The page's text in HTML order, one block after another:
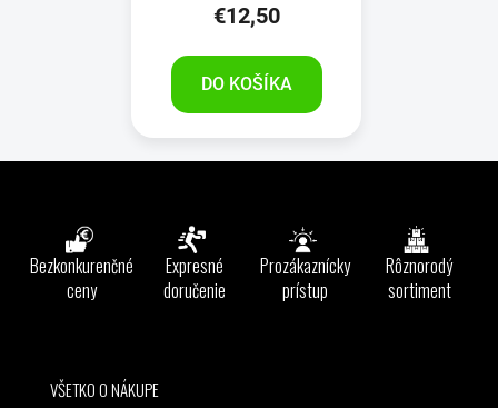
€12,50
DO KOŠÍKA
Bezkonkurenčné
ceny
Expresné
doručenie
Prozákaznícky
prístup
Rôznorodý
sortiment
VŠETKO O NÁKUPE